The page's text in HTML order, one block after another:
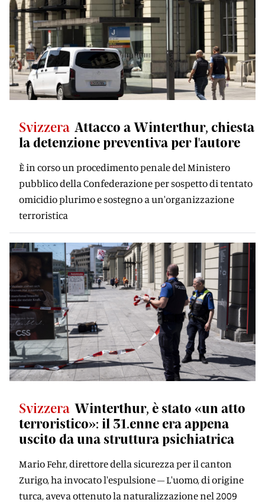
Svizzera Attacco a Winterthur, chiesta
la detenzione preventiva per l'autore
È in corso un procedimento penale del Ministero
pubblico della Confederazione per sospetto di tentato
omicidio plurimo e sostegno a un'organizzazione
terroristica
Svizzera Winterthur, è stato «un atto
terroristico»: il 31.enne era appena
uscito da una struttura psichiatrica
Mario Fehr, direttore della sicurezza per il canton
Zurigo, ha invocato l'espulsione – L'uomo, di origine
turca, aveva ottenuto la naturalizzazione nel 2009